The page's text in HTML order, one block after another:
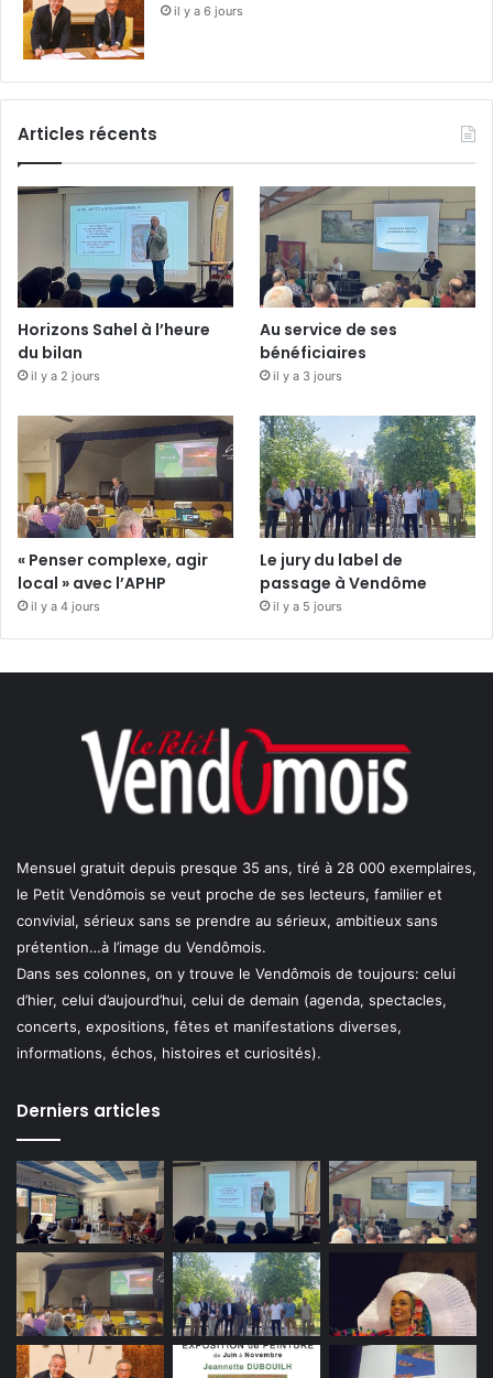
il y a 6 jours
Articles récents
Horizons Sahel à l’heure
du bilan
il y a 2 jours
Au service de ses
bénéficiaires
il y a 3 jours
« Penser complexe, agir
local » avec l’APHP
il y a 4 jours
Le jury du label de
passage à Vendôme
il y a 5 jours
Mensuel gratuit depuis presque 35 ans, tiré à 28 000 exemplaires,
le Petit Vendômois se veut proche de ses lecteurs, familier et
convivial, sérieux sans se prendre au sérieux, ambitieux sans
prétention…à l’image du Vendômois.
Dans ses colonnes, on y trouve le Vendômois de toujours: celui
d’hier, celui d’aujourd’hui, celui de demain (agenda, spectacles,
concerts, expositions, fêtes et manifestations diverses,
informations, échos, histoires et curiosités).
Derniers articles